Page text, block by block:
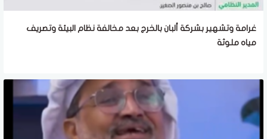
غرامة وتشهير بشركة ألبان بالخرج بعد مخالفة نظام البيئة وتصريف
مياه ملوثة